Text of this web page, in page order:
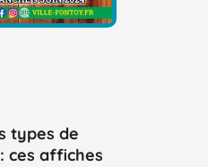
types de
ces affiches